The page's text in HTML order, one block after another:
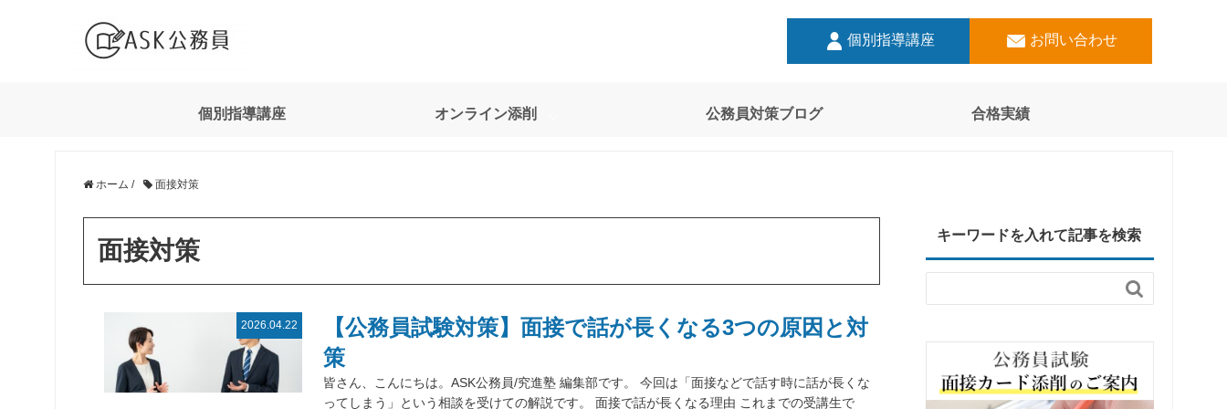
個別指導講座 お問い合わせ
個別指導講座 オンライン添削 公務員対策ブログ 合格実績
ホーム / 面接対策
面接対策
2026.04.22
【公務員試験対策】面接で話が長くなる3つの原因と対
策
皆さん、こんにちは。ASK公務員/究進塾 編集部です。 今回は「面接などで話す時に話が長くな
ってしまう」という相談を受けての解説です。 面接で話が長くなる理由 これまでの受講生で
キーワードを入れて記事を検索
